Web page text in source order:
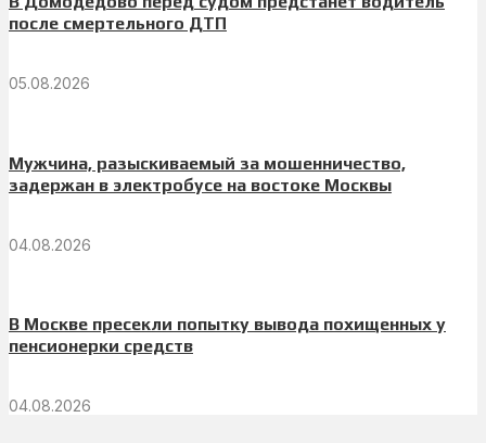
после смертельного ДТП
05.08.2026
Мужчина, разыскиваемый за мошенничество,
задержан в электробусе на востоке Москвы
04.08.2026
В Москве пресекли попытку вывода похищенных у
пенсионерки средств
04.08.2026